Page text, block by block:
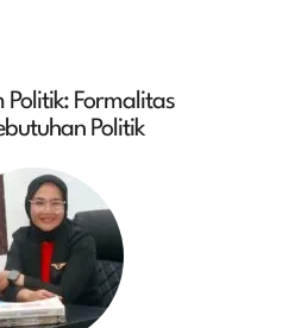
Formalitas
Politik